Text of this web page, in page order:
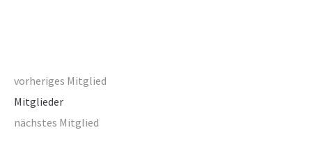
vorheriges Mitglied
Mitglieder
nächstes Mitglied